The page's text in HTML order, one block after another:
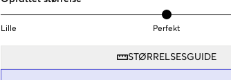
Lille Perfekt
STØRRELSESGUIDE